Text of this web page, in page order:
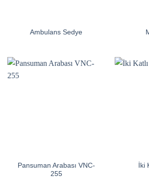
Ambulans Sedye
Pansuman Arabası VNC-
255
İki